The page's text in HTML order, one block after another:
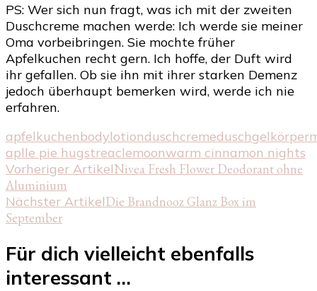
PS: Wer sich nun fragt, was ich mit der zweiten
Duschcreme machen werde: Ich werde sie meiner
Oma vorbeibringen. Sie mochte früher
Apfelkuchen recht gern. Ich hoffe, der Duft wird
ihr gefallen. Ob sie ihn mit ihrer starken Demenz
jedoch überhaupt bemerken wird, werde ich nie
erfahren.
apfelkuchenbodylotionduschcremeduschgel
aplle pie hugstreaclemoonwarm cinnamon nights
Beitragsnavigation
Vorheriger ArtikelNivea Fresh Flower Deodorant ohne
Aluminium
Nächster ArtikelDie Brandnooz Glanz Box im
September
Für dich vielleicht ebenfalls
interessant …